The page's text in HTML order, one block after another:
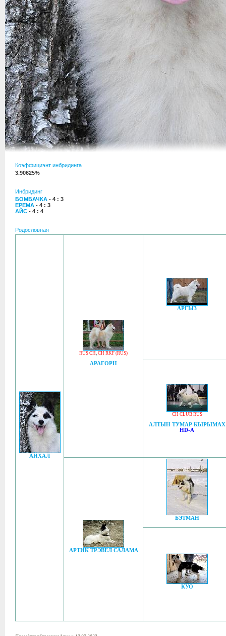
Коэффициэнт инбридинга
3.90625%
Инбридинг
БОМБАЧКА - 4 : 3
ЕРЕМА - 4 : 3
АЙС - 4 : 4
Родословная
АЙХАЛ
RUS CH, CH RKF (RUS)
АРАГОРН
АРГЫЗ
CH CLUB RUS
АЛТЫН ТУМАР КЫРЫМАХ
HD-A
АРТИК ТРЭВЕЛ САЛАМА
БЭТМАН
КУО